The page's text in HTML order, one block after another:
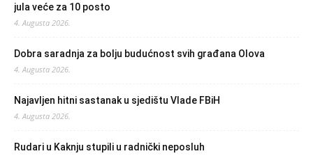
jula veće za 10 posto
4. Augusta 2026.
Dobra saradnja za bolju budućnost svih građana Olova
4. Augusta 2026.
Najavljen hitni sastanak u sjedištu Vlade FBiH
4. Augusta 2026.
Rudari u Kaknju stupili u radnički neposluh